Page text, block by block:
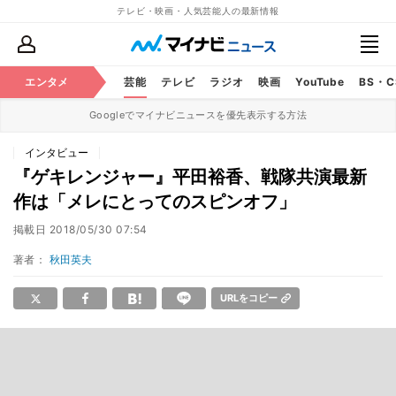
テレビ・映画・人気芸能人の最新情報
エンタメ 芸能 テレビ ラジオ 映画 YouTube BS・
Googleでマイナビニュースを優先表示する方法
インタビュー
『ゲキレンジャー』平田裕香、戦隊共演最新
作は「メレにとってのスピンオフ」
掲載日 2018/05/30 07:54
著者： 秋田英夫
URLをコピー